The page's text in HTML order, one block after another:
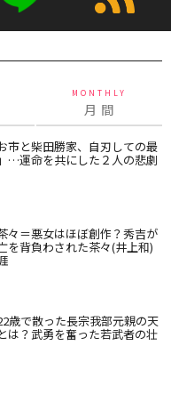
MONTHLY
月 間
市と柴田勝家、自刃しての最
…運命を共にした２人の悲劇
々＝悪女はほぼ創作？秀吉が
を背負わされた茶々(井上和)
歳で散った長宗我部元親の天
は？武勇を奮った若武者の壮